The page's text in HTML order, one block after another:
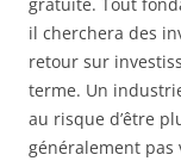
il cherchera des
retour sur
terme. Un
au risque d’être
généralement pas